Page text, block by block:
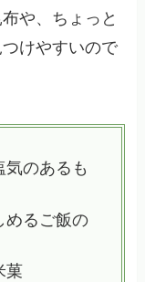
や、ちょっと
けやすいので
のあるも
めるご飯の
菓